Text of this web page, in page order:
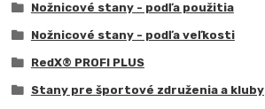
Nožnicové stany - podľa použitia
Nožnicové stany - podľa veľkosti
RedX® PROFI PLUS
Stany pre športové združenia a kluby